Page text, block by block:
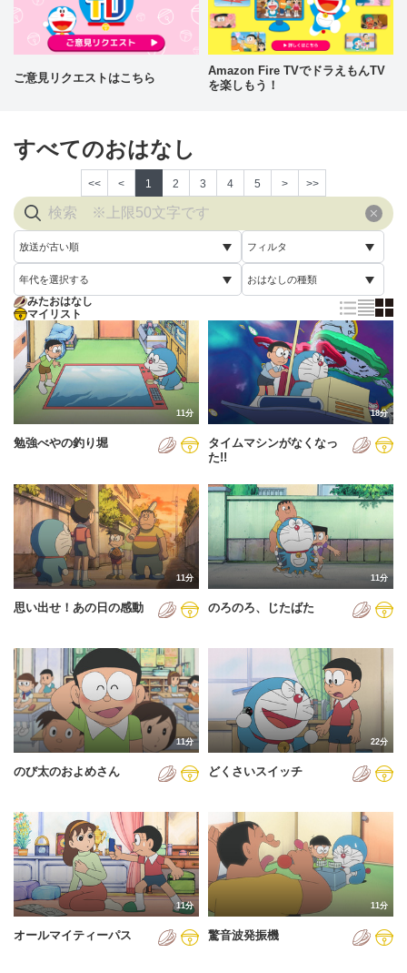
ご意見リクエストはこちら
Amazon Fire TVでドラえもんTV
を楽しもう！
すべてのおはなし
<< < 1 2 3 4 5 > >>
放送が古い順
放送が古い順
放送が新しい順
配信が古い順
配信が新しい順
あいうえお順(降順)
動画が長い順
動画が短い順
フィルタ
すべて
未視聴
年代を選択する
すべて
2005年
2006年
2007年
2008年
2011年
2012年
2013年
2014年
2015年
2016年
2017年
2019年
2020年
2021年
2022年
おはなしの種類
通常回
誕生日スペシャル
みたおはなし
マイリスト
11分
勉強べやの釣り堀
18分
タイムマシンがなくなっ
た!!
11分
思い出せ！あの日の感動
11分
のろのろ、じたばた
11分
のび太のおよめさん
22分
どくさいスイッチ
11分
オールマイティーパス
11分
驚音波発振機